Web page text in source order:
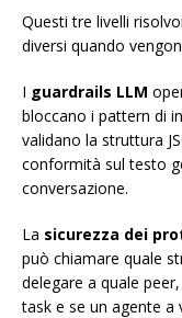
Questi tre livelli
diversi quando
I guardrails LLM
bloccano i pattern di
validano la struttura
conformità sul testo
conversazione.
La sicurezza dei
può chiamare quale
delegare a quale
task e se un agente a